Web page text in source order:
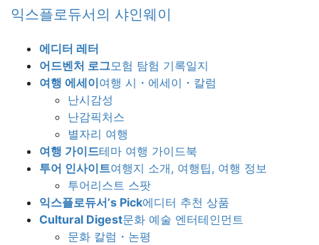
Skip
Skip
Navigation
익스플로듀서의 샤인웨이
에디터 레터
어드벤처 로그모험 탐험 기록일지
여행 에세이여행 시・에세이・칼럼
난시감성
난감픽처스
별자리 여행
여행 가이드테마 여행 가이드북
투어 인사이트여행지 소개, 여행팁, 여행 정보
투어리스트 스팟
익스플로듀서’s Pick에디터 추천 상품
Cultural Digest문화 예술 엔터테인먼트
문화 칼럼・논평